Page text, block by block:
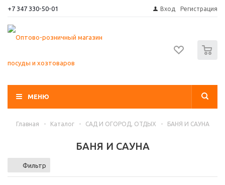
+7 347 330-50-01 Вход Регистрация
МЕНЮ
Главная - Каталог - САД И ОГОРОД, ОТДЫХ - БАНЯ И САУНА
БАНЯ И САУНА
Фильтр